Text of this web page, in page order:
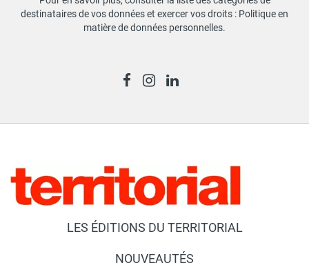
destinataires de vos données et exercer vos droits : Politique en
matière de données personnelles.
LES ÉDITIONS DU TERRITORIAL
NOUVEAUTÉS